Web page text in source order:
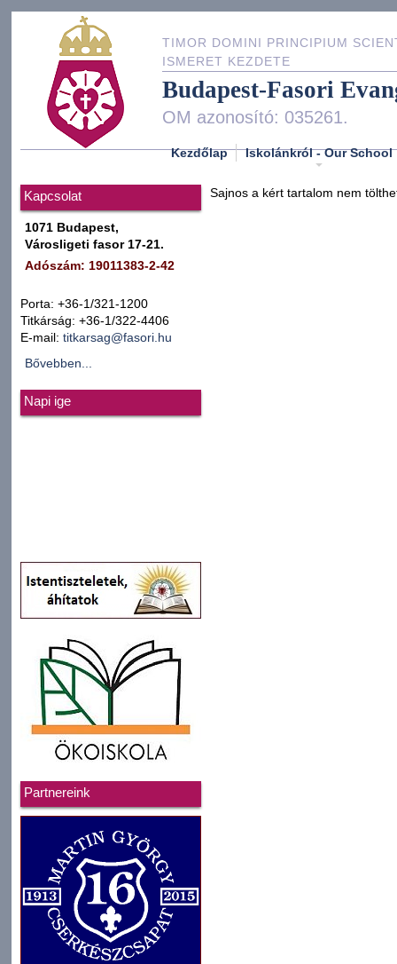
TIMOR DOMINI PRINCIPIUM
ISMERET KEZDETE
Budapest-Fasori
OM azonosító: 035261.
Kezdőlap Iskolánkról - Our School
Kapcsolat
1071 Budapest,
Városligeti fasor 17-21.
Adószám: 19011383-2-42
Porta: +36-1/321-1200
Titkárság: +36-1/322-4406
E-mail: titkarsag@fasori.hu
Bővebben...
Napi ige
Partnereink
Sajnos a kért tartalom nem